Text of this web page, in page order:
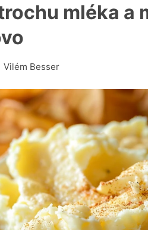
mléka a
Vilém Besser